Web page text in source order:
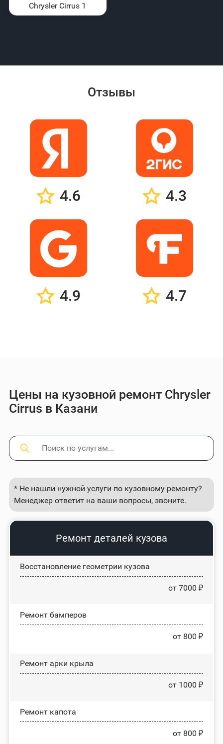
Chrysler Cirrus 1
Отзывы
4.6 4.3
4.9 4.7
Цены на кузовной ремонт Chrysler
Cirrus в Казани
* Не нашли нужной услуги по кузовному ремонту?
Менеджер ответит на ваши вопросы, звоните.
Ремонт деталей кузова
Восстановление геометрии кузова
от 7000 ₽
Ремонт бамперов
от 800 ₽
Ремонт арки крыла
от 1000 ₽
Ремонт капота
от 800 ₽